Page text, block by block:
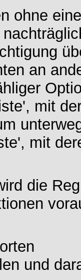
ohne
an
mit
mit
die
und